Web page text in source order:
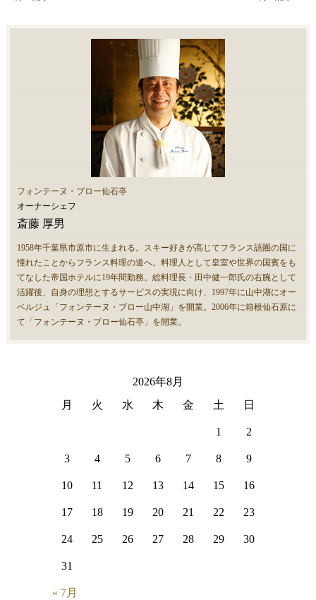
フォンテーヌ・ブロー仙石亭
オーナーシェフ
斎藤 厚男
1958年千葉県市原市に生まれる。スキー好きが高じてフランス語圏の国に
憧れたことからフランス料理の道へ。料理人として皇室や世界の国賓をも
てなした帝国ホテルに19年間勤務。総料理長・田中健一郎氏の右腕として
活躍後、自身の理想とするサービスの実現に向け、1997年に山中湖にオー
ベルジュ「フォンテーヌ・ブロー山中湖」を開業。2006年に箱根仙石原に
て「フォンテーヌ・ブロー仙石亭」を開業。
2026年8月
月
火 水 木 金 土 日
« 7月
1 2
3 4 5 6 7 8 9
10 11 12 13 14 15 16
17 18 19 20 21 22 23
24 25 26 27 28 29 30
31